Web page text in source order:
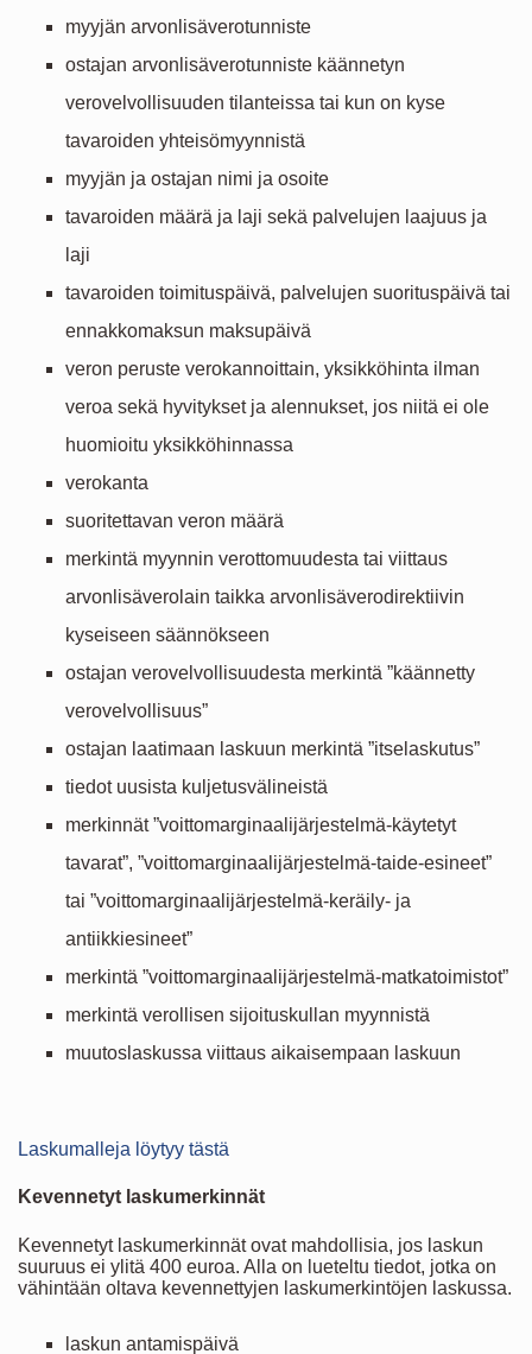
myyjän arvonlisäverotunniste
ostajan arvonlisäverotunniste käännetyn
verovelvollisuuden tilanteissa tai kun on kyse
tavaroiden yhteisömyynnistä
myyjän ja ostajan nimi ja osoite
tavaroiden määrä ja laji sekä palvelujen laajuus ja
laji
tavaroiden toimituspäivä, palvelujen suorituspäivä tai
ennakkomaksun maksupäivä
veron peruste verokannoittain, yksikköhinta ilman
veroa sekä hyvitykset ja alennukset, jos niitä ei ole
huomioitu yksikköhinnassa
verokanta
suoritettavan veron määrä
merkintä myynnin verottomuudesta tai viittaus
arvonlisäverolain taikka arvonlisäverodirektiivin
kyseiseen säännökseen
ostajan verovelvollisuudesta merkintä ”käännetty
verovelvollisuus”
ostajan laatimaan laskuun merkintä ”itselaskutus”
tiedot uusista kuljetusvälineistä
merkinnät ”voittomarginaalijärjestelmä-käytetyt
tavarat”, ”voittomarginaalijärjestelmä-taide-esineet”
tai ”voittomarginaalijärjestelmä-keräily- ja
antiikkiesineet”
merkintä ”voittomarginaalijärjestelmä-matkatoimistot”
merkintä verollisen sijoituskullan myynnistä
muutoslaskussa viittaus aikaisempaan laskuun
Laskumalleja löytyy tästä
Kevennetyt laskumerkinnät
Kevennetyt laskumerkinnät ovat mahdollisia, jos laskun
suuruus ei ylitä 400 euroa. Alla on lueteltu tiedot, jotka on
vähintään oltava kevennettyjen laskumerkintöjen laskussa.
laskun antamispäivä